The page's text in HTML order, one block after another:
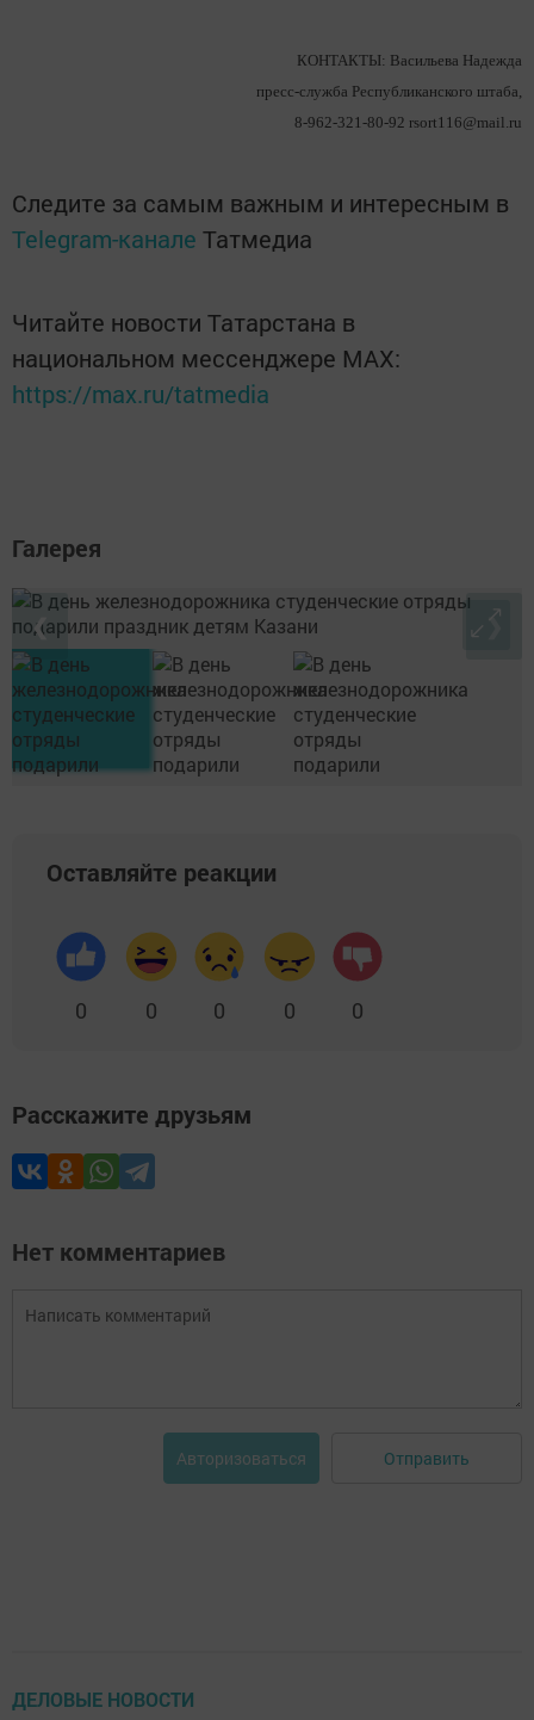
КОНТАКТЫ: Васильева Надежда
пресс-служба Республиканского штаба,
8-962-321-80-92 rsort116@mail.ru
Следите за самым важным и интересным в
Telegram-канале Татмедиа
Читайте новости Татарстана в
национальном мессенджере MАХ:
https://max.ru/tatmedia
Галерея
❮ ❯
Оставляйте реакции
0 0 0 0 0
Расскажите друзьям
Нет комментариев
Авторизоваться Отправить
ДЕЛОВЫЕ НОВОСТИ